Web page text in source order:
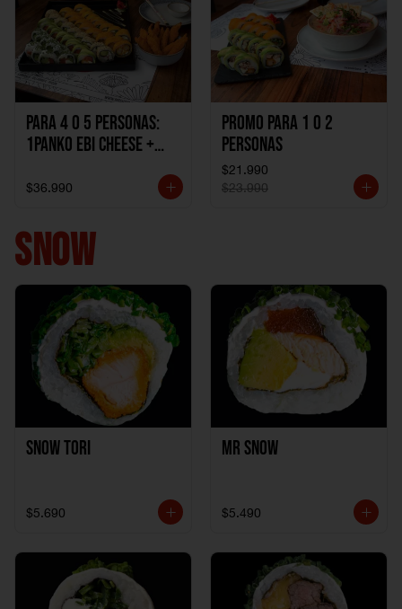
Para 4 o 5 personas:
1Panko Ebi Cheese +
Sake + 1Avocado Beto
1Katzu de Pollo
$36.990
Promo Para 1 o 2
personas
$21.990
$23.990
SNOW
Snow Tori
$5.690
Mr Snow
$5.490